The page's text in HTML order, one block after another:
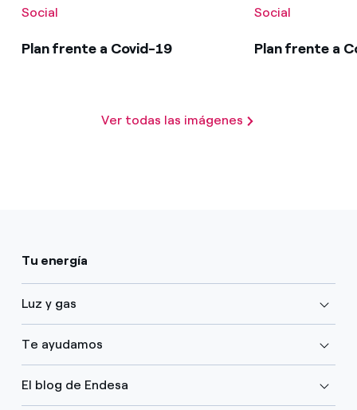
Social
Plan frente a Covid-19
Social
Plan frente a
Ver todas las imágenes
Tu energía
Luz y gas
Te ayudamos
El blog de Endesa